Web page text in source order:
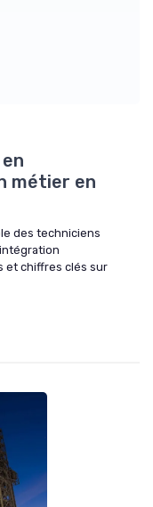
métier en
des techniciens
et chiffres clés sur